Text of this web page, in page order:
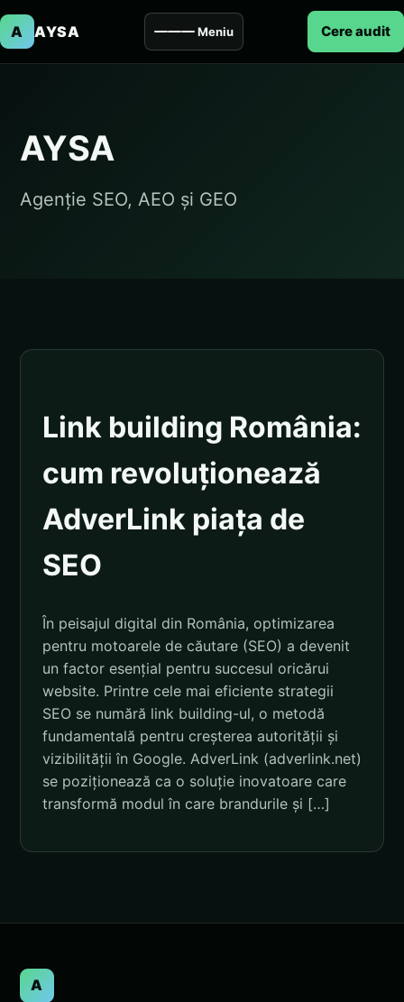
A AYSA Meniu Cere audit
AYSA
Agenție SEO, AEO și GEO
Link building România:
cum revoluționează
AdverLink piața de
SEO
În peisajul digital din România, optimizarea
pentru motoarele de căutare (SEO) a devenit
un factor esențial pentru succesul oricărui
website. Printre cele mai eficiente strategii
SEO se numără link building-ul, o metodă
fundamentală pentru creșterea autorității și
vizibilității în Google. AdverLink (adverlink.net)
se poziționează ca o soluție inovatoare care
transformă modul în care brandurile și […]
A